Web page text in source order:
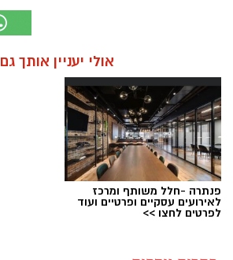
אולי יעניין אותך גם
פנתרה -חלל משותף ומרכז
לאירועים עסקיים ופרטיים ועוד
לפרטים לחצו >>